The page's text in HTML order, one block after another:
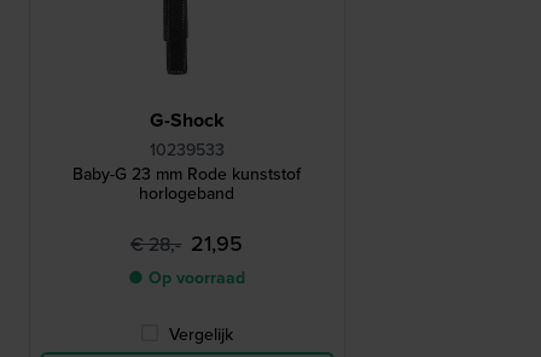
G-Shock
10239533
Baby-G 23 mm Rode kunststof
horlogeband
€ 28,- 21,95
● Op voorraad
Vergelijk